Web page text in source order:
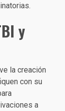
y
la creación
con su
a